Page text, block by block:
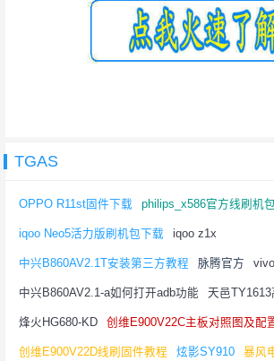
TGAS
OPPO R11st固件下载 philips_x586官方线刷机
iqoo Neo5活力版刷机包下载 iqoo z1x
中兴B860AV2.1T安装第三方教程 脉腾官方
中兴B860AV2.1-a如何打开adb功能 天邑
烽火HG680-KD 创维E900V22C主板对照图及配
创维E900V22D线刷固件教程 炫影SY910 暴风